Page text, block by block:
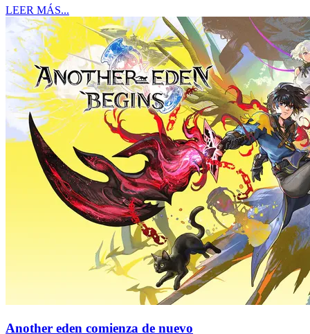
LEER MÁS...
Another eden comienza de nuevo